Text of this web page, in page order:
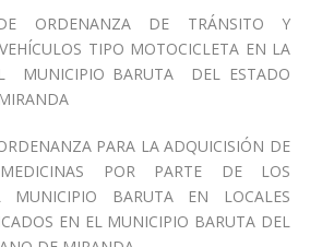
ORDENANZA DE TRÁNSITO Y
TIPO MOTOCICLETA EN LA
MUNICIPIO BARUTA DEL ESTADO
PARA LA ADQUICISIÓN DE
POR PARTE DE LOS
MUNICIPIO BARUTA EN LOCALES
EN EL MUNICIPIO BARUTA DEL